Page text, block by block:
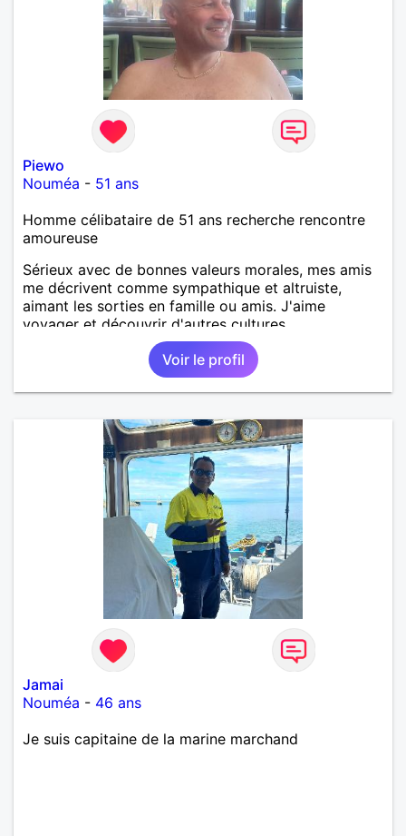
Piewo
Nouméa - 51 ans
Homme célibataire de 51 ans recherche rencontre
amoureuse
Sérieux avec de bonnes valeurs morales, mes amis
me décrivent comme sympathique et altruiste,
aimant les sorties en famille ou amis. J'aime
voyager et découvrir d'autres cultures...
Voir le profil
Jamai
Nouméa - 46 ans
Je suis capitaine de la marine marchand